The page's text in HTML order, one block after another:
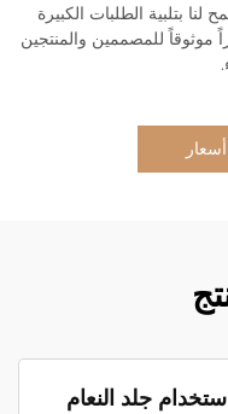
وهذا يسمح لنا بتلبية الطلبات الكبيرة
موثوقاً للمصممين والمنتجين
جلد النعام